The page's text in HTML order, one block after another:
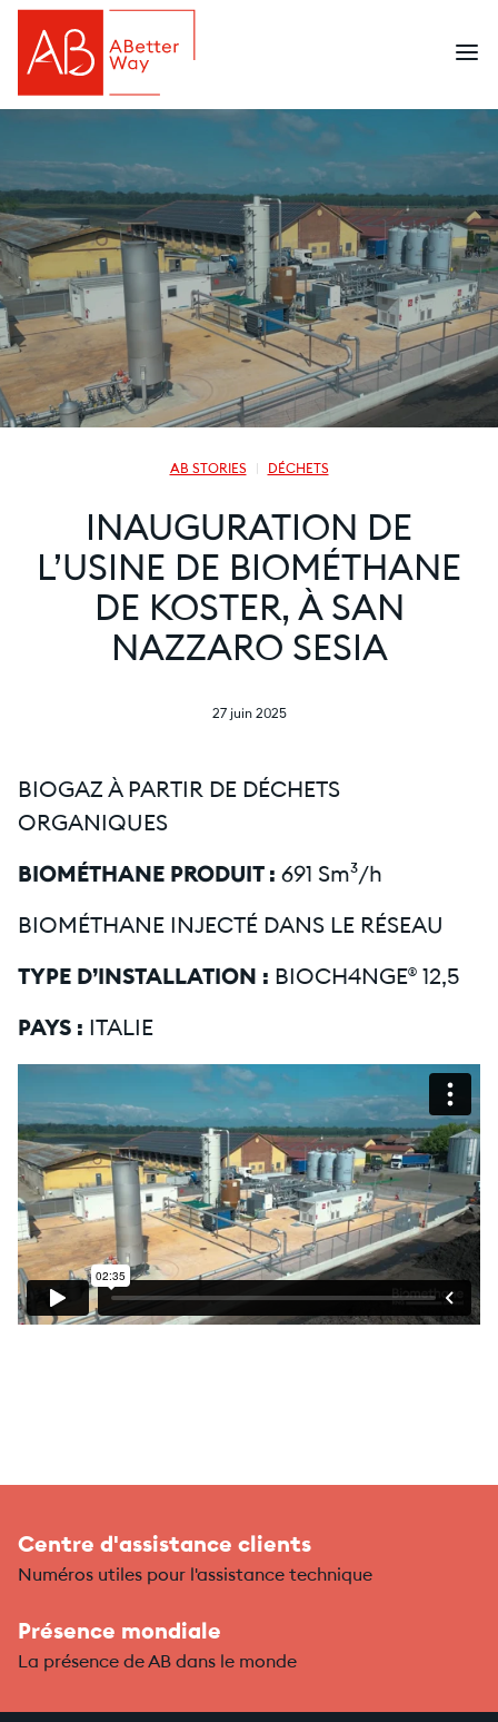
AB STORIES DÉCHETS
INAUGURATION DE
L’USINE DE BIOMÉTHANE
DE KOSTER, À SAN
NAZZARO SESIA
27 juin 2025
BIOGAZ À PARTIR DE DÉCHETS
ORGANIQUES
BIOMÉTHANE PRODUIT : 691 Sm³/h
BIOMÉTHANE INJECTÉ DANS LE RÉSEAU
TYPE D’INSTALLATION : BIOCH4NGE® 12,5
PAYS : ITALIE
Centre d'assistance clients
Numéros utiles pour l'assistance technique
Présence mondiale
La présence de AB dans le monde